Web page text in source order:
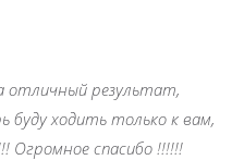
отличный результат,
буду ходить только к вам,
Огромное спасибо !!!!!!